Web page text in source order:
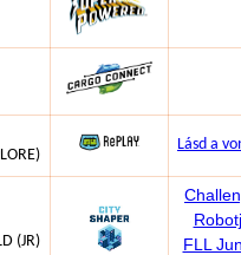
Lásd a
(JR)
FLL